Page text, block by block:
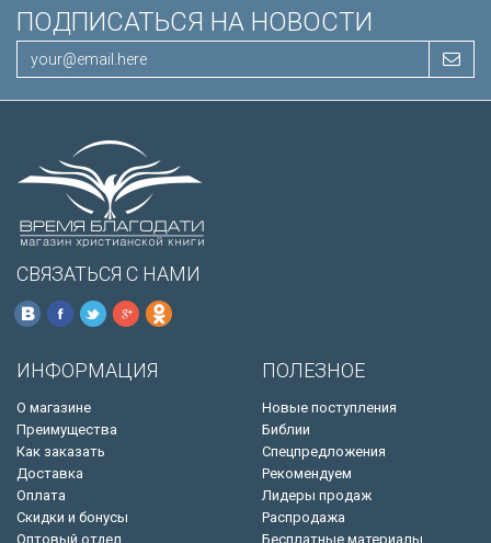
ПОДПИСАТЬСЯ НА НОВОСТИ
СВЯЗАТЬСЯ С НАМИ
ИНФОРМАЦИЯ
О магазине
Преимущества
Как заказать
Доставка
Оплата
Скидки и бонусы
Оптовый отдел
ПОЛЕЗНОЕ
Новые поступления
Библии
Спецпредложения
Рекомендуем
Лидеры продаж
Распродажа
Бесплатные материалы